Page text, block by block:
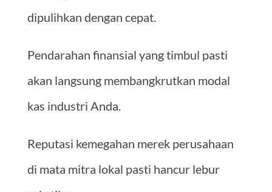
dipulihkan dengan cepat.
Pendarahan finansial yang timbul pasti
akan langsung membangkrutkan modal
kas industri Anda.
Reputasi kemegahan merek perusahaan
di mata mitra lokal pasti hancur lebur